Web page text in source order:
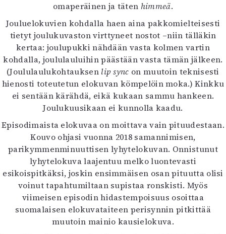
omaperäinen ja täten himmeä.
Jouluelokuvien kohdalla haen aina pakkomielteisesti
tietyt joulukuvaston virttyneet nostot –niin tälläkin
kertaa: joulupukki nähdään vasta kolmen vartin
kohdalla, joululauluihin päästään vasta tämän jälkeen.
(Joululaulukohtauksen lip sync on muutoin teknisesti
hienosti toteutetun elokuvan kömpelöin moka.) Kinkku
ei sentään kärähdä, eikä kukaan sammu hankeen.
Joulukuusikaan ei kunnolla kaadu.
Episodimaista elokuvaa on moittava vain pituudestaan.
Kouvo ohjasi vuonna 2018 samannimisen,
parikymmenminuuttisen lyhytelokuvan. Onnistunut
lyhytelokuva laajentuu melko luontevasti
esikoispitkäksi, joskin ensimmäisen osan pituutta olisi
voinut tapahtumiltaan supistaa ronskisti. Myös
viimeisen episodin hidastempoisuus osoittaa
suomalaisen elokuvataiteen perisynnin pitkittää
muutoin mainio kausielokuva.